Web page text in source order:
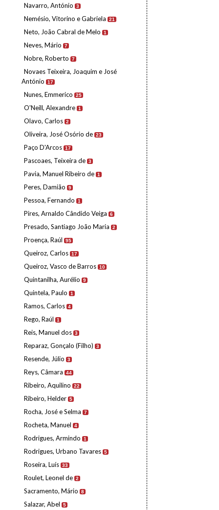
Navarro, António 3
Nemésio, Vitorino e Gabriela 21
Neto, João Cabral de Melo 1
Neves, Mário 7
Nobre, Roberto 7
Novaes Teixeira, Joaquim e José
António
17
Nunes, Emmerico 25
O'Neill, Alexandre 1
Olavo, Carlos 2
Oliveira, José Osório de 23
Paço D'Arcos 17
Pascoaes, Teixeira de 3
Pavia, Manuel Ribeiro de 1
Peres, Damião 9
Pessoa, Fernando 1
Pires, Arnaldo Cândido Veiga 6
Presado, Santiago João Maria 2
Proença, Raúl 95
Queiroz, Carlos 17
Queiroz, Vasco de Barros 10
Quintanilha, Aurélio 9
Quintela, Paulo 1
Ramos, Carlos 4
Rego, Raúl 1
Reis, Manuel dos 3
Reparaz, Gonçalo (Filho) 3
Resende, Júlio 3
Reys, Câmara 44
Ribeiro, Aquilino 22
Ribeiro, Helder 5
Rocha, José e Selma 7
Rocheta, Manuel 4
Rodrigues, Armindo 1
Rodrigues, Urbano Tavares 5
Roseira, Luís 33
Roulet, Leonel de 2
Sacramento, Mário 8
Salazar, Abel 5